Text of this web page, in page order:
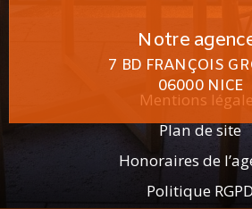
Notre
7 BD FRANÇOIS
06000 NICE
Mentions
Plan de site
Honoraires de
Politique RGPD